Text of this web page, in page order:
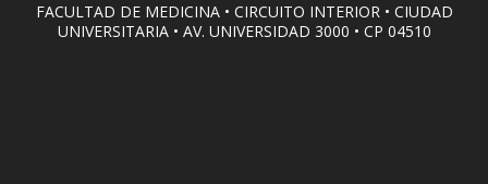
FACULTAD DE MEDICINA • CIRCUITO INTERIOR • CIUDAD
UNIVERSITARIA • AV. UNIVERSIDAD 3000 • CP 04510